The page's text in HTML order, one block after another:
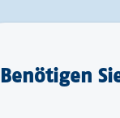
Benötigen